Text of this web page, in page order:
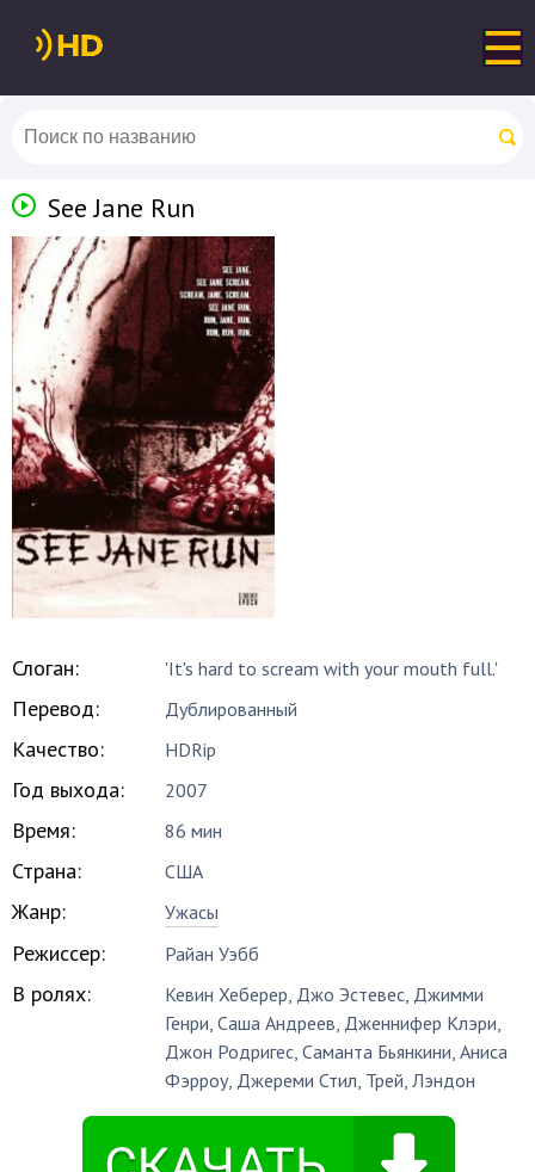
See Jane Run
Слоган: 'It's hard to scream with your mouth full.'
Перевод: Дублированный
Качество: HDRip
Год выхода: 2007
Время: 86 мин
Страна: США
Жанр: Ужасы
Режиссер: Райан Уэбб
В ролях: Кевин Хеберер, Джо Эстевес, Джимми
Генри,Саша Андреев, Дженнифер Клэри,
Джон Родригес,Саманта Бьянкини,Аниса
Фэрроу, Джереми Стил, Трей,Лэндон